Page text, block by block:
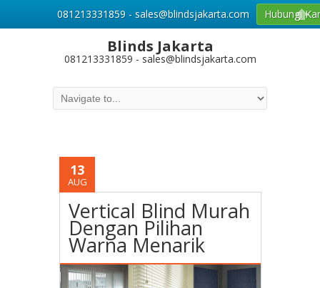
Blinds Jakarta
081213331859 - sales@blindsjakarta.com
13
AUG
Vertical Blind Murah
Dengan Pilihan
Warna Menarik
081213331859 - sales@blindsjakarta.com Hubungi